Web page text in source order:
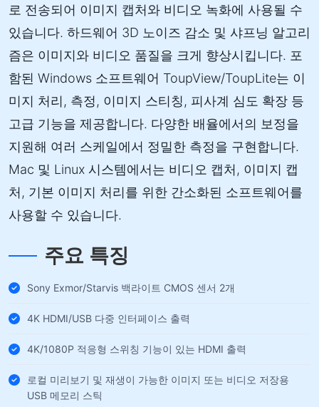
로 전송되어 이미지 캡처와 비디오 녹화에 사용될 수
있습니다. 하드웨어 3D 노이즈 감소 및 샤프닝 알고리
즘은 이미지와 비디오 품질을 크게 향상시킵니다. 포
함된 Windows 소프트웨어 ToupView/ToupLite는 이
미지 처리, 측정, 이미지 스티칭, 피사계 심도 확장 등
고급 기능을 제공합니다. 다양한 배율에서의 보정을
지원해 여러 스케일에서 정밀한 측정을 구현합니다.
Mac 및 Linux 시스템에서는 비디오 캡처, 이미지 캡
처, 기본 이미지 처리를 위한 간소화된 소프트웨어를
사용할 수 있습니다.
주요 특징
Sony Exmor/Starvis 백라이트 CMOS 센서 2개
4K HDMI/USB 다중 인터페이스 출력
4K/1080P 적응형 스위칭 기능이 있는 HDMI 출력
로컬 미리보기 및 재생이 가능한 이미지 또는 비디오 저장용
USB 메모리 스틱